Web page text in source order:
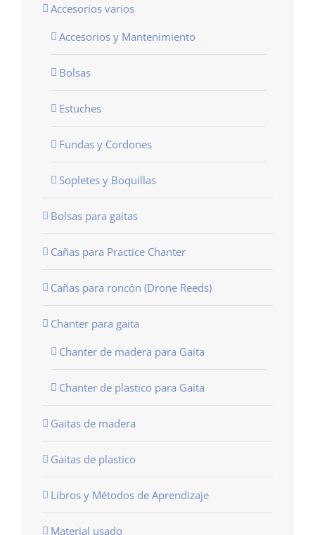
Accesorios varios
Accesorios y Mantenimiento
Bolsas
Estuches
Fundas y Cordones
Sopletes y Boquillas
Bolsas para gaitas
Cañas para Practice Chanter
Cañas para roncón (Drone Reeds)
Chanter para gaita
Chanter de madera para Gaita
Chanter de plastico para Gaita
Gaitas de madera
Gaitas de plastico
Libros y Métodos de Aprendizaje
Material usado